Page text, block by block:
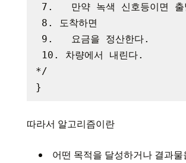
*/
따라서 알고리즘이란
어떤 목적을 달성하거나 결과물